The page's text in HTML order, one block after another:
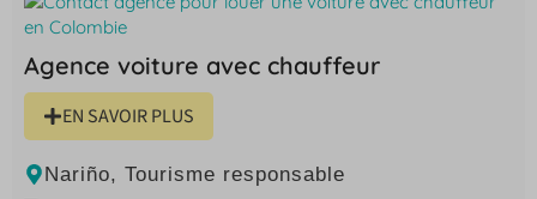
Agence voiture avec chauffeur
EN SAVOIR PLUS
Nariño, Tourisme responsable